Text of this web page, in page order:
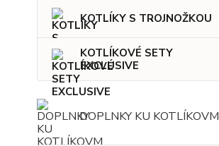
KOTLÍKY S TROJNOŽKOU
KOTLÍKOVÉ SETY
EXCLUSIVE
DOPLNKY KU KOTLÍKOVM